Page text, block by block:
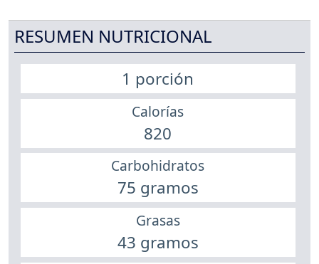
RESUMEN NUTRICIONAL
1 porción
Calorías
820
Carbohidratos
75 gramos
Grasas
43 gramos